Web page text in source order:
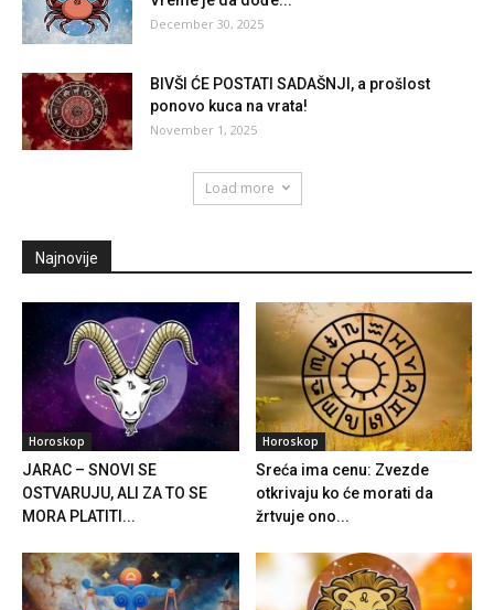
December 30, 2025
BIVŠI ĆE POSTATI SADAŠNJI, a prošlost
ponovo kuca na vrata!
November 1, 2025
Load more
Najnovije
Horoskop
JARAC – SNOVI SE
OSTVARUJU, ALI ZA TO SE
MORA PLATITI...
Horoskop
Sreća ima cenu: Zvezde
otkrivaju ko će morati da
žrtvuje ono...